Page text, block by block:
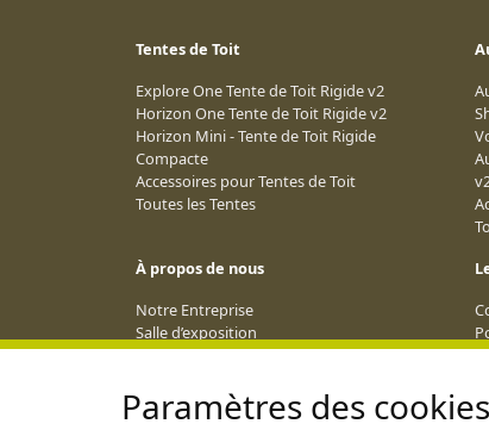
Paramètres des cookies
Tentes de Toit
Explore One Tente de Toit Rigide v2
Horizon One Tente de Toit Rigide v2
Horizon Mini - Tente de Toit Rigide
Compacte
Accessoires pour Tentes de Toit
Toutes les Tentes
À propos de nous
Notre Entreprise
Salle d’exposition
Réseau de Revendeurs
Calendrier des Événements 2026
Devenir Affilié